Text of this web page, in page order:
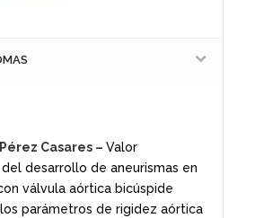
Casares – Valor
desarrollo de aneurismas en
válvula aórtica bicúspide
parámetros de rigidez aórtica